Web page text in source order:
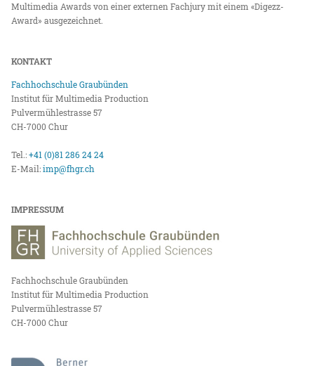
Multimedia Awards von einer externen Fachjury mit einem «Digezz-
Award» ausgezeichnet.
KONTAKT
Fachhochschule Graubünden
Institut für Multimedia Production
Pulvermühlestrasse 57
CH-7000 Chur
Tel.:+41 (0)81 286 24 24
E-Mail:imp@fhgr.ch
IMPRESSUM
Fachhochschule Graubünden
Institut für Multimedia Production
Pulvermühlestrasse 57
CH-7000 Chur